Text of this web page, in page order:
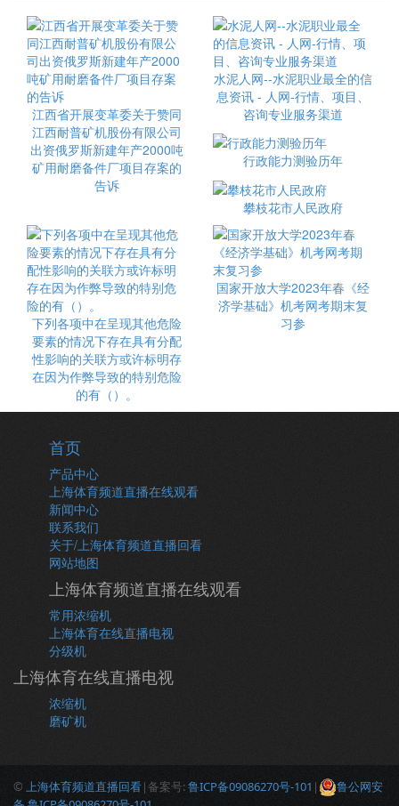
江西省开展变革委关于赞同
江西耐普矿机股份有限公司
出资俄罗斯新建年产2000吨
矿用耐磨备件厂项目存案的
告诉
水泥人网--水泥职业最全的信
息资讯 - 人网-行情、项目、
咨询专业服务渠道
行政能力测验历年
攀枝花市人民政府
下列各项中在呈现其他危险
要素的情况下存在具有分配
性影响的关联方或许标明存
在因为作弊导致的特别危险
的有（）。
国家开放大学2023年春《经
济学基础》机考网考期末复
习参
首页
产品中心
上海体育频道直播在线观看
新闻中心
联系我们
关于/上海体育频道直播回看
网站地图
上海体育频道直播在线观看
常用浓缩机
上海体育在线直播电视
分级机
上海体育在线直播电视
浓缩机
磨矿机
© 上海体育频道直播回看|备案号:鲁ICP备09086270号-101 |
鲁公网安